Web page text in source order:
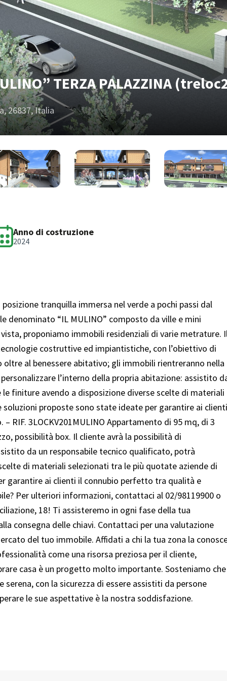
TERZA PALAZZINA
26837, Italia
Anno di costruzione
2024
posizione tranquilla immersa nel verde a pochi passi dal
denominato “IL MULINO” composto da ville e mini
proponiamo immobili residenziali di varie metrature.
costruttive ed impiantistiche, con l’obiettivo di
al benessere abitativo; gli immobili rientreranno nella
l’interno della propria abitazione: assistito
finiture avendo a disposizione diverse scelte di materiali
proposte sono state ideate per garantire ai clienti
3LOCKV201MULINO Appartamento di 95 mq, di 3
possibilità box. Il cliente avrà la possibilità di
da un responsabile tecnico qualificato, potrà
di materiali selezionati tra le più quotate aziende di
garantire ai clienti il connubio perfetto tra qualità e
Per ulteriori informazioni, contattaci al 02/98119900 o
18! Ti assisteremo in ogni fase della tua
consegna delle chiavi. Contattaci per una valutazione
del tuo immobile. Affidati a chi la tua zona la
come una risorsa preziosa per il cliente,
casa è un progetto molto importante. Sosteniamo che
serena, con la sicurezza di essere assistiti da persone
le sue aspettative è la nostra soddisfazione.